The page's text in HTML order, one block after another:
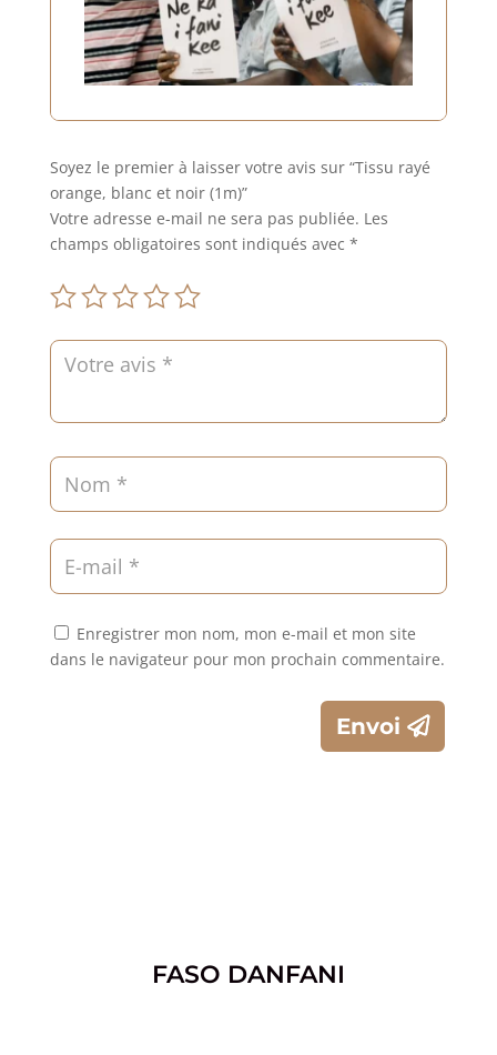
Soyez le premier à laisser votre avis sur “Tissu rayé
orange, blanc et noir (1m)”
Votre adresse e-mail ne sera pas publiée. Les
champs obligatoires sont indiqués avec *
Enregistrer mon nom, mon e-mail et mon site
dans le navigateur pour mon prochain commentaire.
Envoi
FASO DANFANI